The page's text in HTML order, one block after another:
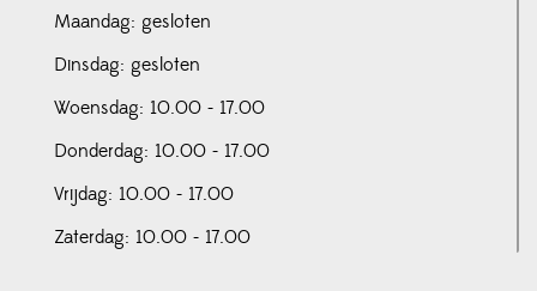
Maandag: gesloten
Dinsdag: gesloten
Woensdag: 10.00 - 17.00
Donderdag: 10.00 - 17.00
Vrijdag: 10.00 - 17.00
Zaterdag: 10.00 - 17.00